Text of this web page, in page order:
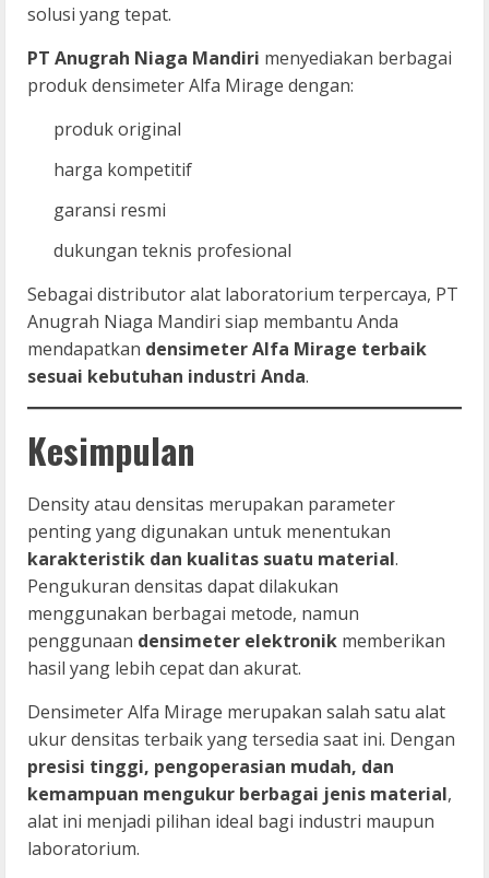
solusi yang tepat.
PT Anugrah Niaga Mandiri menyediakan berbagai
produk densimeter Alfa Mirage dengan:
produk original
harga kompetitif
garansi resmi
dukungan teknis profesional
Sebagai distributor alat laboratorium terpercaya, PT
Anugrah Niaga Mandiri siap membantu Anda
mendapatkan densimeter Alfa Mirage terbaik
sesuai kebutuhan industri Anda.
Kesimpulan
Density atau densitas merupakan parameter
penting yang digunakan untuk menentukan
karakteristik dan kualitas suatu material.
Pengukuran densitas dapat dilakukan
menggunakan berbagai metode, namun
penggunaan densimeter elektronik memberikan
hasil yang lebih cepat dan akurat.
Densimeter Alfa Mirage merupakan salah satu alat
ukur densitas terbaik yang tersedia saat ini. Dengan
presisi tinggi, pengoperasian mudah, dan
kemampuan mengukur berbagai jenis material,
alat ini menjadi pilihan ideal bagi industri maupun
laboratorium.